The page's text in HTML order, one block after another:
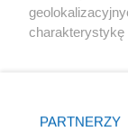
charakterystykę
zmienić/
PARTNERZY